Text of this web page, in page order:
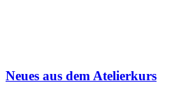
Neues aus dem Atelierkurs